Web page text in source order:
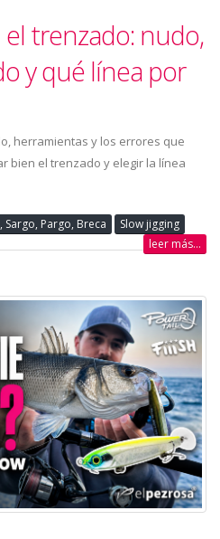
trenzado: nudo,
y qué línea por
herramientas y los errores que
bien el trenzado y elegir la línea
Sargo, Pargo, Breca
Slow jigging
leer más...